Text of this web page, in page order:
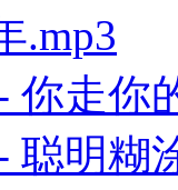
.mp3
你走你
聪明糊